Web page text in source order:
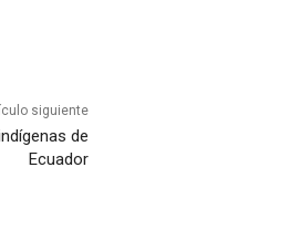
siguiente
de
Ecuador